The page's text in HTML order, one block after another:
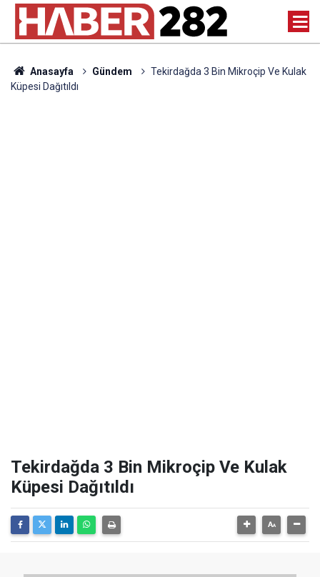
Anasayfa Gündem
Tekirdağda 3 Bin Mikroçip Ve Kulak
Küpesi Dağıtıldı
Tekirdağda 3 Bin Mikroçip Ve Kulak
Küpesi Dağıtıldı